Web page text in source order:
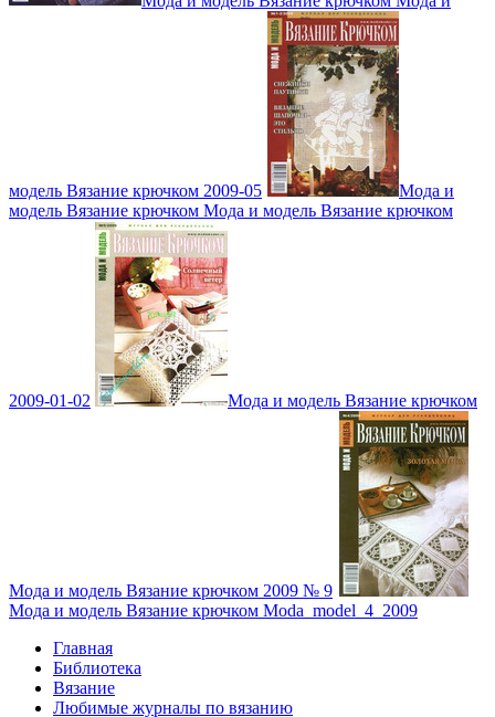
модель Вязание крючком 2009-05
Мода и
модель Вязание крючком Мода и модель Вязание крючком
2009-01-02 Мода и модель Вязание крючком
Мода и модель Вязание крючком 2009 № 9
Мода и модель Вязание крючком Moda_model_4_2009
Главная
Библиотека
Вязание
Любимые журналы по вязанию